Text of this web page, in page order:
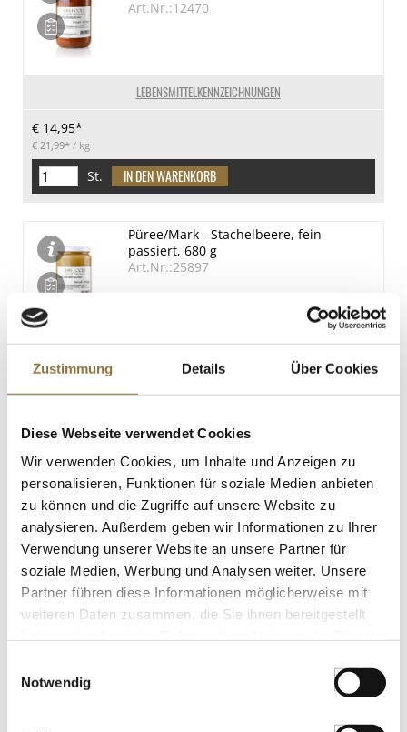
Zustimmung Details Über Cookies
Diese Webseite verwendet Cookies
Wir verwenden Cookies, um Inhalte und Anzeigen zu
personalisieren, Funktionen für soziale Medien anbieten
zu können und die Zugriffe auf unsere Website zu
analysieren. Außerdem geben wir Informationen zu Ihrer
Verwendung unserer Website an unsere Partner für
soziale Medien, Werbung und Analysen weiter. Unsere
Partner führen diese Informationen möglicherweise mit
weiteren Daten zusammen, die Sie ihnen bereitgestellt
Notwendig
LEBENSMITTELKENNZEICHNUNGEN
Art.Nr.:12470
€ 14,95*
€ 21,99* / kg
St.
LEBENSMITTELKENNZEICHNUNGEN
Püree/Mark - Stachelbeere, fein
passiert, 680 g
Art.Nr.:25897
St.
LEBENSMITTELKENNZEICHNUNGEN
Püree/Mark - Pflaume, fein passiert, 680
g
Art.Nr.:25211
€ 10,19*
St.